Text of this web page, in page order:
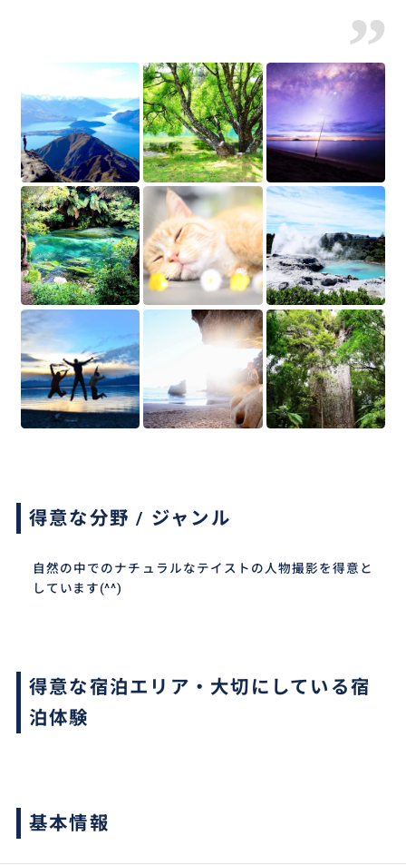
”
得意な分野 / ジャンル
自然の中でのナチュラルなテイストの人物撮影を得意と
しています(^^)
得意な宿泊エリア・大切にしている宿
泊体験
基本情報